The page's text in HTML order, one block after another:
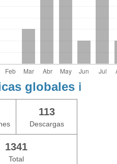
globales ℹ️
113
Descargas
1341
Total